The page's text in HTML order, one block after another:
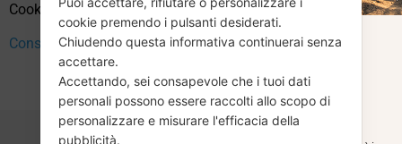
Cookie Policy (UE)
Consenso
cookie premendo i pulsanti desiderati.
Chiudendo questa informativa continuerai senza
accettare.
Accettando, sei consapevole che i tuoi dati
personali possono essere raccolti allo scopo di
personalizzare e misurare l'efficacia della
pubblicità.
CHIUSURA
ESTIVA